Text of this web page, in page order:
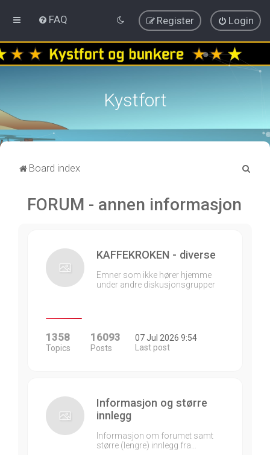
FAQ Login
Register
Kystfort
Board index
FORUM - annen informasjon
KAFFEKROKEN - diverse
Emner som ikke hører hjemme
under andre diskusjonsgrupper
1358
Topics
16093
Posts
07 Jul 2026 9:54
Last post
Informasjon og større
innlegg
Informasjon om forumet samt
større (lengre) innlegg fra…